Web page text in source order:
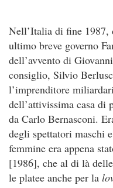
Nell’Italia di fine 1987,
ultimo breve governo
dell’avvento di
consiglio, Silvio
l’imprenditore
dell’attivissima casa di
da Carlo Bernasconi.
degli spettatori maschi
femmine era appena
[1986], che al di là
le platee anche per la